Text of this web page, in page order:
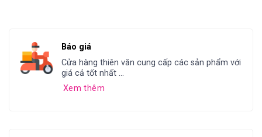
Báo giá
Cửa hàng thiên văn cung cấp các sản phẩm với
giá cả tốt nhất ...
Xem thêm